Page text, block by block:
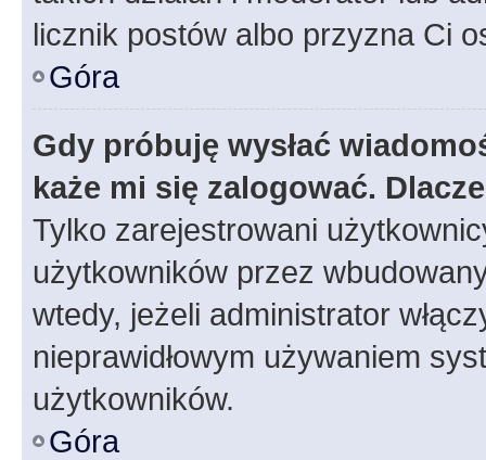
licznik postów albo przyzna Ci
Góra
Gdy próbuję wysłać
każe mi się zalogować.
Tylko zarejestrowani
użytkowników przez
wtedy, jeżeli administrator
nieprawidłowym używaniem
użytkowników.
Góra